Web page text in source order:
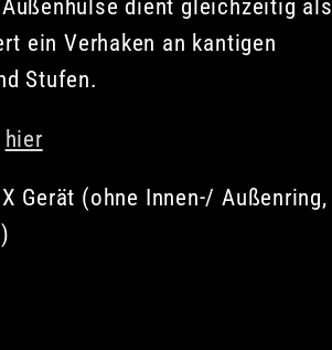
dient gleichzeitig als
ein Verhaken an kantigen
Stufen.
hier
Gerät (ohne Innen-/ Außenring,